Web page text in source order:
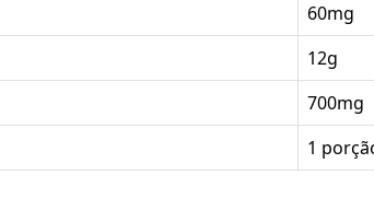
60mg
12g
700mg
1